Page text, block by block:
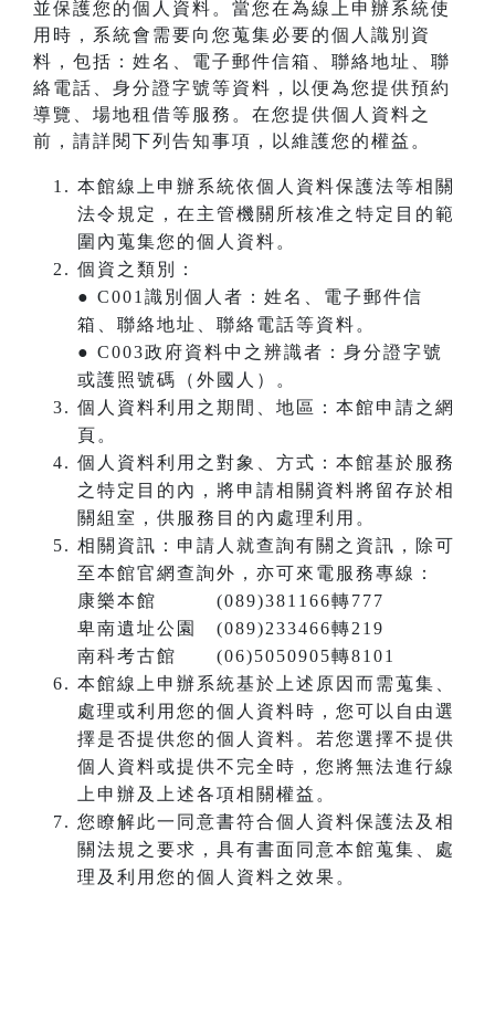
並保護您的個人資料。當您在為線上申辦系統使
用時，系統會需要向您蒐集必要的個人識別資
料，包括：姓名、電子郵件信箱、聯絡地址、聯
絡電話、身分證字號等資料，以便為您提供預約
導覽、場地租借等服務。在您提供個人資料之
前，請詳閱下列告知事項，以維護您的權益。
本館線上申辦系統依個人資料保護法等相關
法令規定，在主管機關所核准之特定目的範
圍內蒐集您的個人資料。
個資之類別：
● C001識別個人者：姓名、電子郵件信
箱、聯絡地址、聯絡電話等資料。
● C003政府資料中之辨識者：身分證字號
或護照號碼（外國人）。
個人資料利用之期間、地區：本館申請之網
頁。
個人資料利用之對象、方式：本館基於服務
之特定目的內，將申請相關資料將留存於相
關組室，供服務目的內處理利用。
相關資訊：申請人就查詢有關之資訊，除可
至本館官網查詢外，亦可來電服務專線：
康樂本館 (089)381166轉777
卑南遺址公園 (089)233466轉219
南科考古館 (06)5050905轉8101
本館線上申辦系統基於上述原因而需蒐集、
處理或利用您的個人資料時，您可以自由選
擇是否提供您的個人資料。若您選擇不提供
個人資料或提供不完全時，您將無法進行線
上申辦及上述各項相關權益。
您瞭解此一同意書符合個人資料保護法及相
關法規之要求，具有書面同意本館蒐集、處
理及利用您的個人資料之效果。